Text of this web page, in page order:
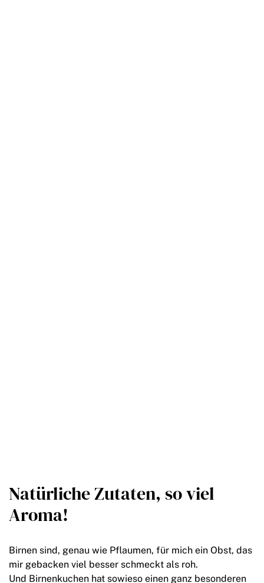
Natürliche Zutaten, so viel
Aroma!
Birnen sind, genau wie Pflaumen, für mich ein Obst, das
mir gebacken viel besser schmeckt als roh.
Und Birnenkuchen hat sowieso einen ganz besonderen